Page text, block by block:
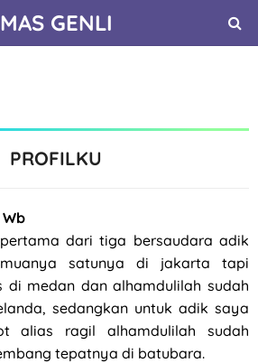
MAS GENLI
PROFILKU
dari tiga bersaudara adik
satunya di jakarta tapi
di medan dan alhamdulilah sudah
sedangkan untuk adik saya
alias ragil alhamdulilah sudah
tepatnya di batubara.